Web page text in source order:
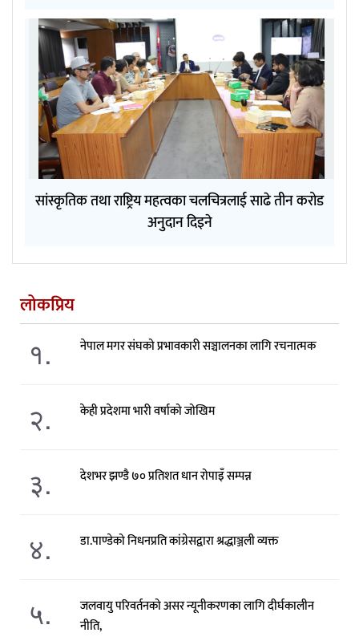
सांस्कृतिक तथा राष्ट्रिय महत्वका चलचित्रलाई साढे तीन करोड
अनुदान दिइने
लोकप्रिय
१. नेपाल मगर संघको प्रभावकारी सञ्चालनका लागि रचनात्मक
२. केही प्रदेशमा भारी वर्षाको जोखिम
३. देशभर झण्डै ७० प्रतिशत धान रोपाइँ सम्पन्न
४. डा.पाण्डेको निधनप्रति कांग्रेसद्वारा श्रद्धाञ्जली व्यक्त
५.
जलवायु परिवर्तनको असर न्यूनीकरणका लागि दीर्घकालीन
नीति,